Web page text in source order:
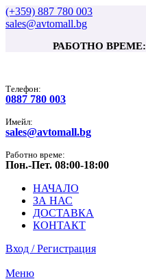
(+359) 887 780 003
sales@avtomall.bg
РАБОТНО ВРЕМЕ:
Tелефон:
0887 780 003
Имейл:
sales@avtomall.bg
Работно време:
Пон.-Пет. 08:00-18:00
НАЧАЛО
ЗА НАС
ДОСТАВКА
КОНТАКТ
Вход / Регистрация
Меню